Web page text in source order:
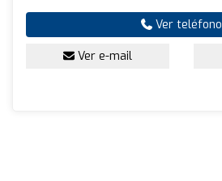
Ver teléfono
Ver e-mail